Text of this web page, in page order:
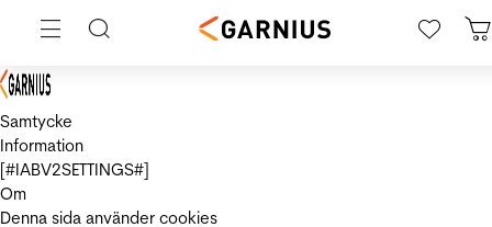
Samtycke
Information
[#IABV2SETTINGS#]
Om
Denna sida använder cookies